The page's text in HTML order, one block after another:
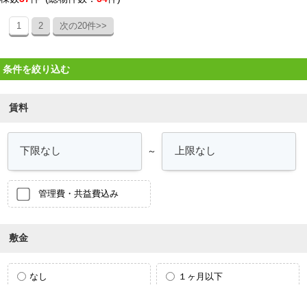
1 2 次の20件>>
条件を絞り込む
賃料
～
管理費・共益費込み
敷金
なし １ヶ月以下